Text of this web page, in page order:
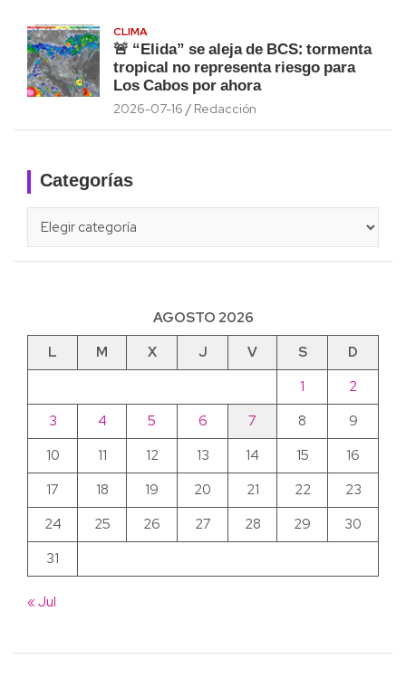
CLIMA
🚨 “Elida” se aleja de BCS: tormenta
tropical no representa riesgo para
Los Cabos por ahora
2026-07-16 Redacción
Categorías
AGOSTO 2026
L
M X J V S
D
1
2
3
4 5 6 7 8
9
10
11 12 13 14 15
16
17
18 19 20 21 22
23
24
25 26 27 28 29
30
31
« Jul